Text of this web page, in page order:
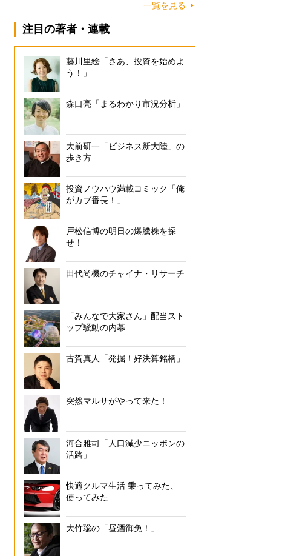
一覧を見る
注目の著者・連載
藤川里絵「さあ、投資を始めよ
う！」
森口亮「まるわかり市況分析」
大前研一「ビジネス新大陸」の
歩き方
投資ノウハウ満載コミック「俺
がカブ番長！」
戸松信博の明日の爆騰株を探
せ！
田代尚機のチャイナ・リサーチ
「みんなで大家さん」配当スト
ップ騒動の内幕
古賀真人「発掘！好決算銘柄」
突然マルサがやって来た！
河合雅司「人口減少ニッポンの
活路」
快適クルマ生活 乗ってみた、
使ってみた
大竹聡の「昼酒御免！」